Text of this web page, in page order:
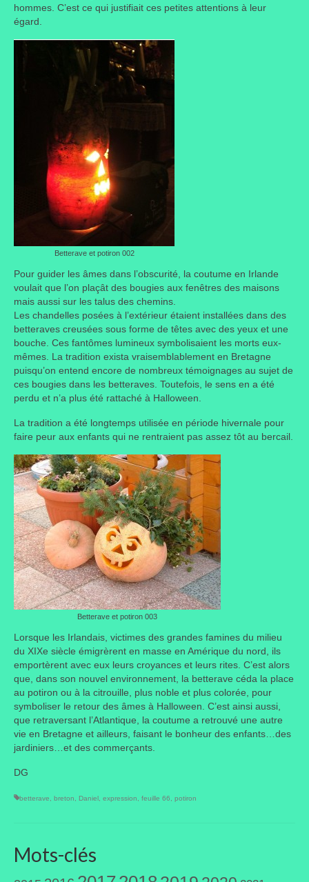
Dictons
Recettes
Entrées
Plats principaux
Boissons
Autres
Infos pratiques
Règlement Intérieur – Statuts et cotisation JPL
2016/17
Où trouver le local de JPL ?
Qui sommes-nous ?
Annonces
hommes. C’est ce qui justifiait ces petites attentions à leur
égard.
Betterave et potiron 002
Pour guider les âmes dans l’obscurité, la coutume en Irlande
voulait que l’on plaçât des bougies aux fenêtres des maisons
mais aussi sur les talus des chemins.
Les chandelles posées à l’extérieur étaient installées dans des
betteraves creusées sous forme de têtes avec des yeux et une
bouche. Ces fantômes lumineux symbolisaient les morts eux-
mêmes. La tradition exista vraisemblablement en Bretagne
puisqu’on entend encore de nombreux témoignages au sujet de
ces bougies dans les betteraves. Toutefois, le sens en a été
perdu et n’a plus été rattaché à Halloween.
La tradition a été longtemps utilisée en période hivernale pour
faire peur aux enfants qui ne rentraient pas assez tôt au bercail.
Betterave et potiron 003
Lorsque les Irlandais, victimes des grandes famines du milieu
du XIXe siècle émigrèrent en masse en Amérique du nord, ils
emportèrent avec eux leurs croyances et leurs rites. C’est alors
que, dans son nouvel environnement, la betterave céda la place
au potiron ou à la citrouille, plus noble et plus colorée, pour
symboliser le retour des âmes à Halloween. C’est ainsi aussi,
que retraversant l’Atlantique, la coutume a retrouvé une autre
vie en Bretagne et ailleurs, faisant le bonheur des enfants…des
jardiniers…et des commerçants.
DG
betterave breton Daniel expression feuille 66 potiron
Mots-clés